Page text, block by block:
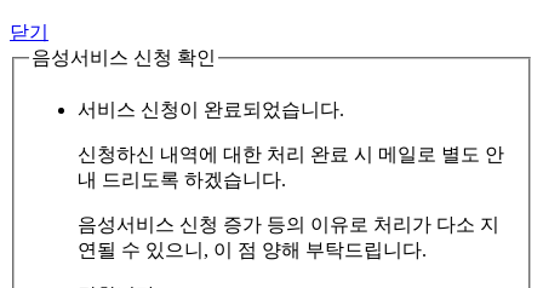
닫기
음성서비스 신청 확인
서비스 신청이 완료되었습니다.
신청하신 내역에 대한 처리 완료 시 메일로 별도 안
내 드리도록 하겠습니다.
음성서비스 신청 증가 등의 이유로 처리가 다소 지
연될 수 있으니, 이 점 양해 부탁드립니다.